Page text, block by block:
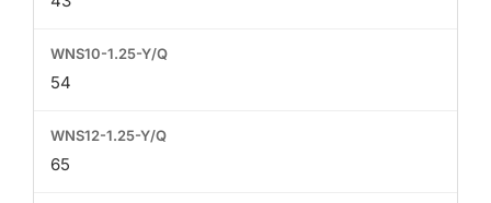
54
65